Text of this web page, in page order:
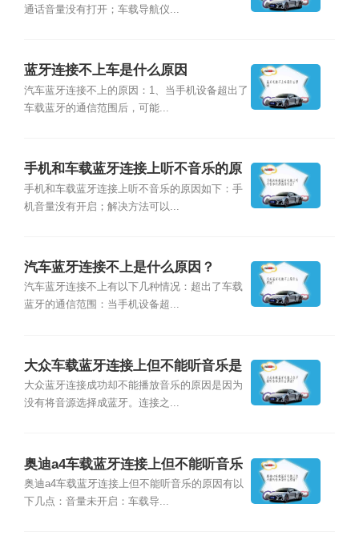
通话音量没有打开；车载导航仪...
蓝牙连接不上车是什么原因
汽车蓝牙连接不上的原因：1、当手机设备超出了
车载蓝牙的通信范围后，可能...
手机和车载蓝牙连接上听不音乐的原
因是什么？
手机和车载蓝牙连接上听不音乐的原因如下：手
机音量没有开启；解决方法可以...
汽车蓝牙连接不上是什么原因？
汽车蓝牙连接不上有以下几种情况：超出了车载
蓝牙的通信范围：当手机设备超...
大众车载蓝牙连接上但不能听音乐是
什么原因？
大众蓝牙连接成功却不能播放音乐的原因是因为
没有将音源选择成蓝牙。连接之...
奥迪a4车载蓝牙连接上但不能听音乐
是什么原因？
奥迪a4车载蓝牙连接上但不能听音乐的原因有以
下几点：音量未开启：车载导...